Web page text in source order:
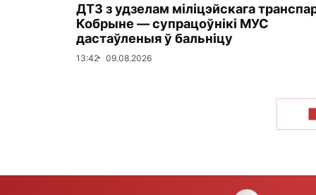
ДТЗ з удзелам міліцэйскага
Кобрыне — супрацоўнікі МУС
дастаўленыя ў бальніцу
13:42 09.08.2026